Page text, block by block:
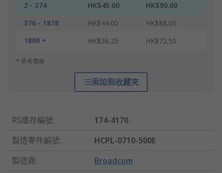
2 - 374 HK$45.00
HK$90.00
376 - 1878
HK$44.00
HK$88.00
1880 +
HK$36.25 HK$72.50
* 參考價格
添加到收藏夾
RS庫存編號:
174-4170
製造零件編號:
HCPL-0710-500E
製造商: Broadcom